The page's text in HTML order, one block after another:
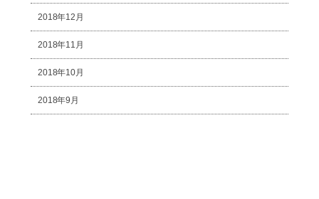
2018年12月
2018年11月
2018年10月
2018年9月